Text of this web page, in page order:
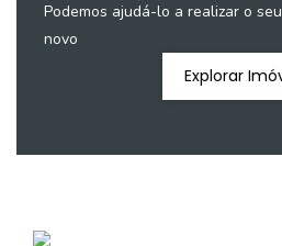
Podemos ajudá-lo a realizar o
novo
Explorar